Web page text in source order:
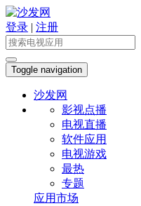
登录 | 注册
Toggle navigation
沙发网
影视点播
电视直播
软件应用
电视游戏
最热
专题
应用市场